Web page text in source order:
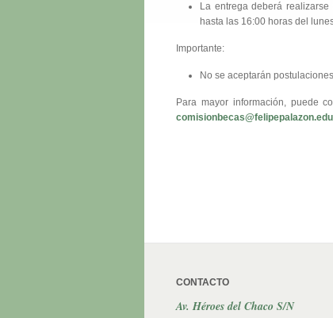
La entrega deberá
hasta las 16:00 horas del
Importante:
No se aceptarán
Para mayor información, puede
CONTACTO
Av. Héroes del Chaco S/N